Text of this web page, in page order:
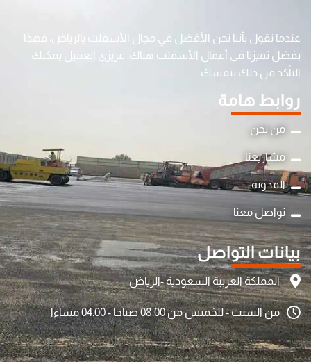
عندما نقول بأننا نحن الأفضل في مجال الأسفلت بالرياض، فهذا
بفضل تميزنا في أعمال الأسفلت هناك. عزيزي العميل يمكنك
التأكد من ذلك بنفسك.
روابط هامة
من نحن
مشاريعنا
المدونة
تواصل معنا
بيانات التواصل
المملكة العربية السعودية -الرياض
من السبت - للخميس من 08:00 صباحا - 04:00 مساءا
y